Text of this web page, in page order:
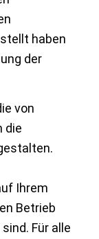
haben
der
von
die
Ihrem
Betrieb
Für alle